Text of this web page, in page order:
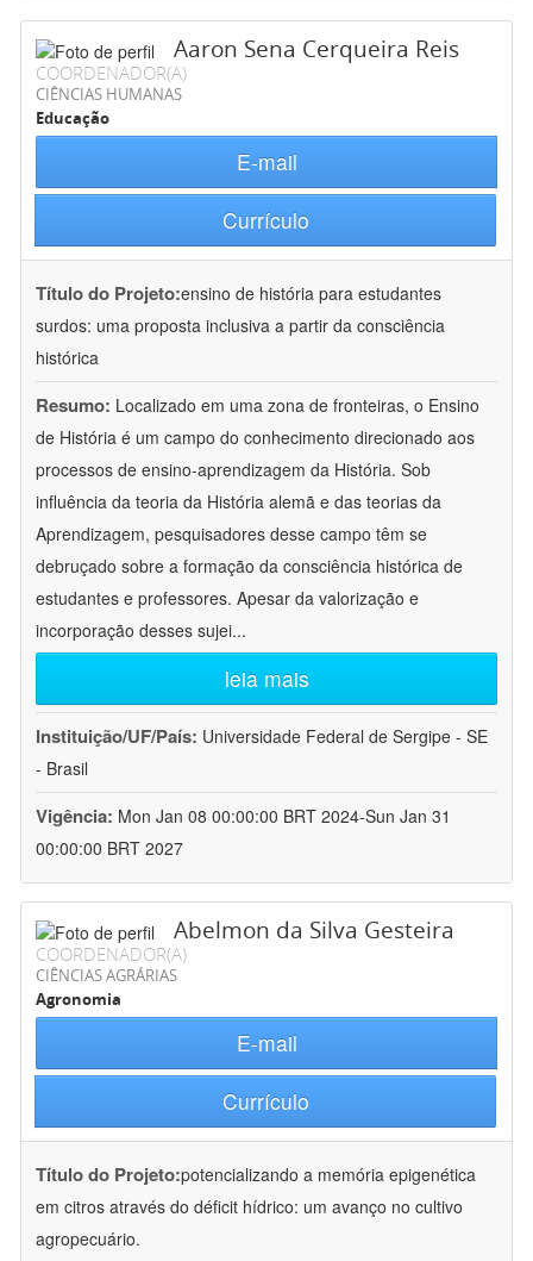
Aaron Sena Cerqueira Reis
COORDENADOR(A)
CIÊNCIAS HUMANAS
Educação
E-mail
Currículo
Título do Projeto:ensino de história para estudantes
surdos: uma proposta inclusiva a partir da consciência
histórica
Resumo: Localizado em uma zona de fronteiras, o Ensino
de História é um campo do conhecimento direcionado aos
processos de ensino-aprendizagem da História. Sob
influência da teoria da História alemã e das teorias da
Aprendizagem, pesquisadores desse campo têm se
debruçado sobre a formação da consciência histórica de
estudantes e professores. Apesar da valorização e
incorporação desses sujei...
leia mais
Instituição/UF/País: Universidade Federal de Sergipe - SE
- Brasil
Vigência: Mon Jan 08 00:00:00 BRT 2024-Sun Jan 31
00:00:00 BRT 2027
Abelmon da Silva Gesteira
COORDENADOR(A)
CIÊNCIAS AGRÁRIAS
Agronomia
E-mail
Currículo
Título do Projeto:potencializando a memória epigenética
em citros através do déficit hídrico: um avanço no cultivo
agropecuário.